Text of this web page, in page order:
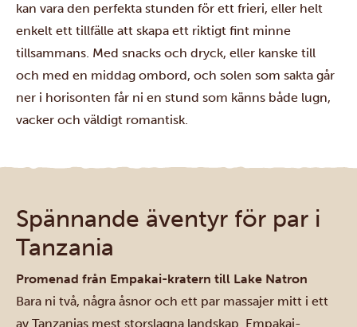
kan vara den perfekta stunden för ett frieri, eller helt
enkelt ett tillfälle att skapa ett riktigt fint minne
tillsammans. Med snacks och dryck, eller kanske till
och med en middag ombord, och solen som sakta går
ner i horisonten får ni en stund som känns både lugn,
vacker och väldigt romantisk.
Spännande äventyr för par i
Tanzania
Promenad från Empakai-kratern till Lake Natron
Bara ni två, några åsnor och ett par massajer mitt i ett
av Tanzanias mest storslagna landskap. Empakai-